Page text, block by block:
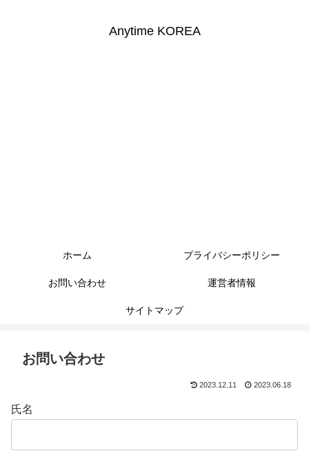
Anytime KOREA
ホーム プライバシーポリシー
お問い合わせ 運営者情報
サイトマップ
お問い合わせ
2023.12.11 2023.06.18
氏名